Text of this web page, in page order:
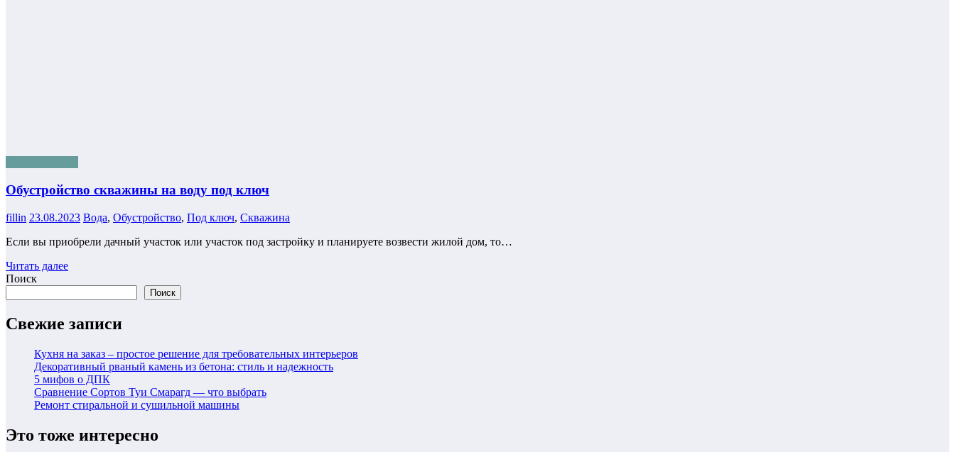
Обустройство скважины на воду под ключ
fillin 23.08.2023 Вода, Обустройство, Под ключ, Скважина
Если вы приобрели дачный участок или участок под застройку и планируете возвести жилой дом, то…
Читать далее
Поиск
Поиск
Свежие записи
Кухня на заказ – простое решение для требовательных интерьеров
Декоративный рваный камень из бетона: стиль и надежность
5 мифов о ДПК
Сравнение Сортов Туи Смарагд — что выбрать
Ремонт стиральной и сушильной машины
Это тоже интересно